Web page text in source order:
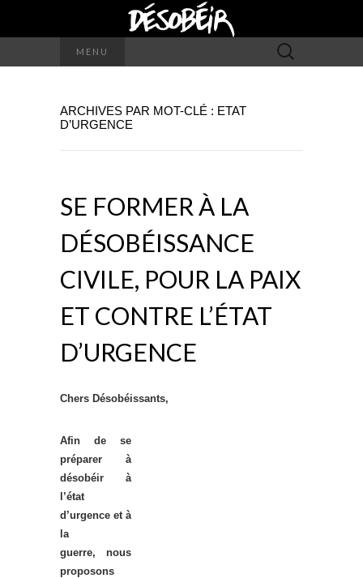
MENU Rechercher :
ARCHIVES PAR MOT-CLÉ : ETAT
D’URGENCE
SE FORMER À LA
DÉSOBÉISSANCE
CIVILE, POUR LA PAIX
ET CONTRE L’ÉTAT
D’URGENCE
Chers Désobéissants,
Afin de se
préparer à
désobéir à
l’état
d’urgence et à
la
guerre, nous
proposons